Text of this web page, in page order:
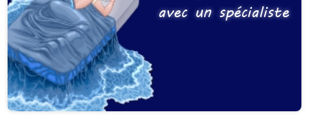
avec un spécialiste